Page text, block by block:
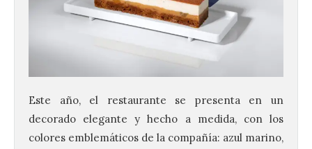
Este año, el restaurante se presenta en un
decorado elegante y hecho a medida, con los
colores emblemáticos de la compañía: azul marino,